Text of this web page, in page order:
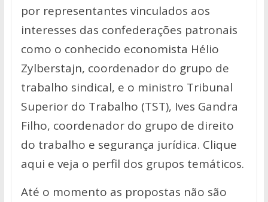
por representantes vinculados aos
interesses das confederações patronais
como o conhecido economista Hélio
Zylberstajn, coordenador do grupo de
trabalho sindical, e o ministro Tribunal
Superior do Trabalho (TST), Ives Gandra
Filho, coordenador do grupo de direito
do trabalho e segurança jurídica. Clique
aqui e veja o perfil dos grupos temáticos.
Até o momento as propostas não são